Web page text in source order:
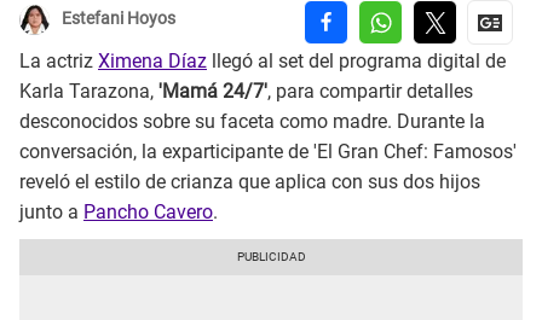
Estefani Hoyos
La actriz Ximena Díaz llegó al set del programa digital de
Karla Tarazona, 'Mamá 24/7', para compartir detalles
desconocidos sobre su faceta como madre. Durante la
conversación, la exparticipante de 'El Gran Chef: Famosos'
reveló el estilo de crianza que aplica con sus dos hijos
junto a Pancho Cavero.